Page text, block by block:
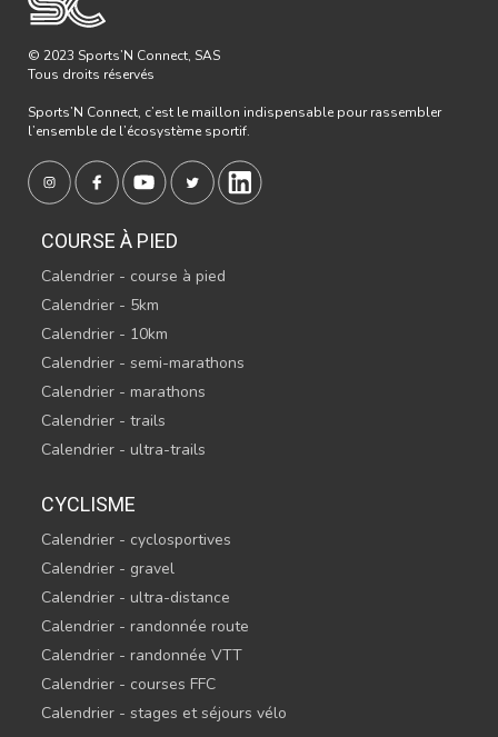
© 2023 Sports’N Connect, SAS
Tous droits réservés
Sports’N Connect, c’est le maillon indispensable pour rassembler
l’ensemble de l’écosystème sportif.
COURSE À PIED
Calendrier - course à pied
Calendrier - 5km
Calendrier - 10km
Calendrier - semi-marathons
Calendrier - marathons
Calendrier - trails
Calendrier - ultra-trails
CYCLISME
Calendrier - cyclosportives
Calendrier - gravel
Calendrier - ultra-distance
Calendrier - randonnée route
Calendrier - randonnée VTT
Calendrier - courses FFC
Calendrier - stages et séjours vélo